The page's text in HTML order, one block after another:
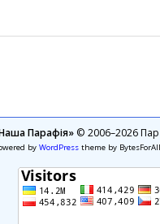
Парафія»© 2006–2026
by WordPresstheme by